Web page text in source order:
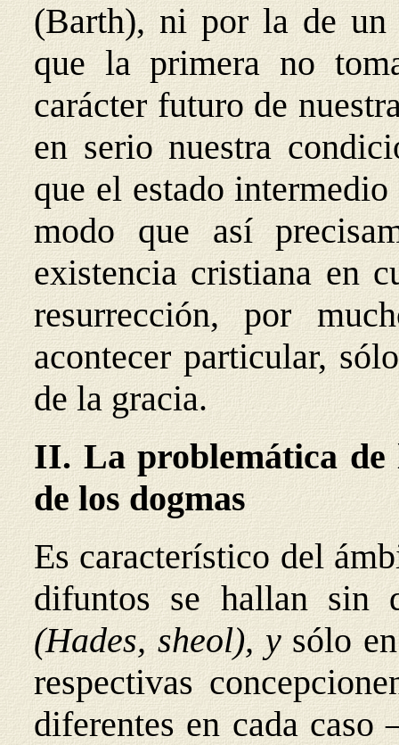
(Barth), ni por la de un
que la primera no
carácter futuro de
en serio nuestra
que el estado
modo que así
existencia cristiana en
resurrección, por
acontecer particular,
de la gracia.
II. La problemática de
de los dogmas
Es característico del
difuntos se hallan sin
(Hades, sheol), y sólo
respectivas
diferentes en cada